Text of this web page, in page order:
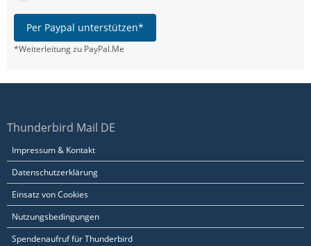
Per Paypal unterstützen*
*Weiterleitung zu PayPal.Me
Thunderbird Mail DE
Impressum & Kontakt
Datenschutzerklärung
Einsatz von Cookies
Nutzungsbedingungen
Spendenaufruf für Thunderbird